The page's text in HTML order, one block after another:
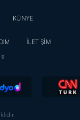
KÜNYE
İLETİŞİM